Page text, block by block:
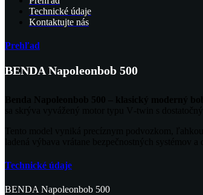
Technické údaje
Kontaktujte nás
Prehľad
BENDA Napoleonbob 500
Technické údaje
BENDA Napoleonbob 500